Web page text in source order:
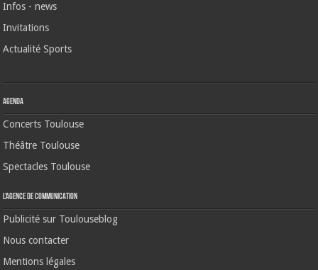
Infos - news
Invitations
Actualité Sports
Agenda
Concerts Toulouse
Théâtre Toulouse
Spectacles Toulouse
L’agence de communication
Publicité sur Toulouseblog
Nous contacter
Mentions légales